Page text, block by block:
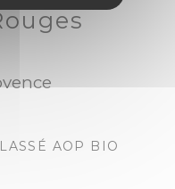
AOP BIO